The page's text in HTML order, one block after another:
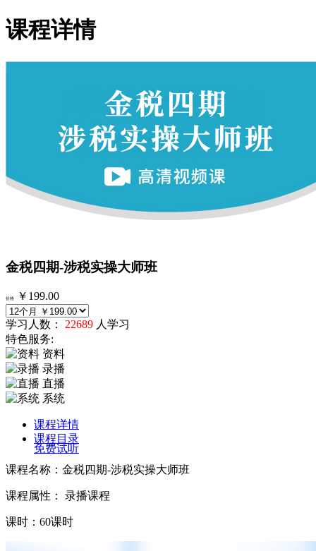
课程详情
金税四期-涉税实操大师班
价格 ￥199.00
学习人数： 22689 人学习
特色服务:
资料
录播
直播
系统
课程详情
课程目录
免费试听
课程名称：金税四期-涉税实操大师班
课程属性： 录播课程
课时：60课时